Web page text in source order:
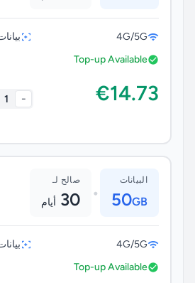
4G/5G
Top-up Available
€14.73
-
1
البيانات
50GB
•
صالح لـ
30 أيام
4G/5G
Top-up Available